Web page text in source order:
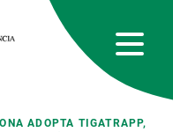
ADOPTA TIGATRAPP,